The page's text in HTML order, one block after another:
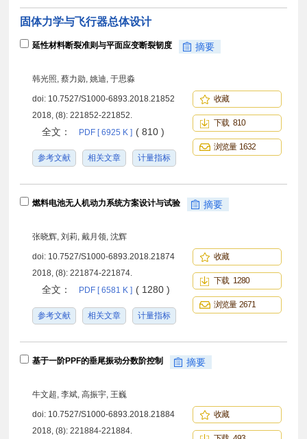
固体力学与飞行器总体设计
延性材料断裂准则与平面应变断裂韧度 摘要
韩光照, 蔡力勋, 姚迪, 于思淼
doi: 10.7527/S1000-6893.2018.21852
2018, (8): 221852-221852.
全文： PDF [ 6925 K ] ( 810 )
参考文献 相关文章 计量指标
收藏
下载 810
浏览量 1632
燃料电池无人机动力系统方案设计与试验 摘要
张晓辉, 刘莉, 戴月领, 沈辉
doi: 10.7527/S1000-6893.2018.21874
2018, (8): 221874-221874.
全文： PDF [ 6581 K ] ( 1280 )
参考文献 相关文章 计量指标
收藏
下载 1280
浏览量 2671
基于一阶PPF的垂尾振动分数阶控制 摘要
牛文超, 李斌, 高振宇, 王巍
doi: 10.7527/S1000-6893.2018.21884
2018, (8): 221884-221884.
收藏